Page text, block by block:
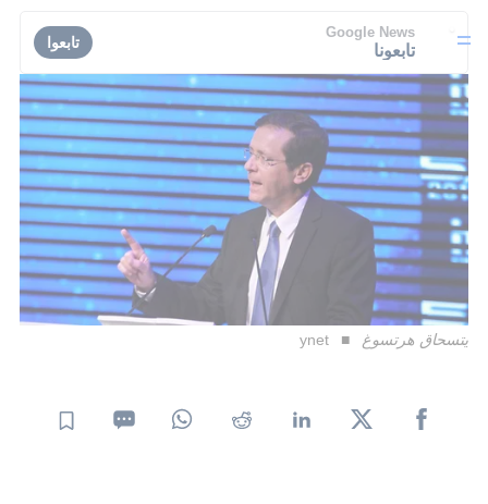
Google News
تابعونا تابعوا
يتسحاق هرتسوغ ynet